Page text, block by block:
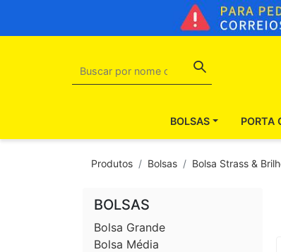
BOLSAS PORTA
Produtos Bolsas Bolsa Strass &
BOLSAS
Bolsa Grande
Bolsa Média